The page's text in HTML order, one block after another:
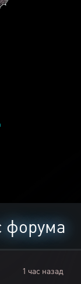
форума
1 час назад